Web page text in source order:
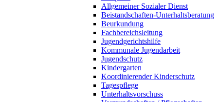
Allgemeiner Sozialer Dienst
Beistandschaften-Unterhaltsberatung
Beurkundung
Fachbereichsleitung
Jugendgerichtshilfe
Kommunale Jugendarbeit
Jugendschutz
Kindergarten
Koordinierender Kinderschutz
Tagespflege
Unterhaltsvorschuss